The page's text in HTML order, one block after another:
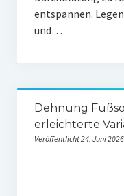
entspannen.
und…
Dehnung
erleichterte
Veröffentlicht 24. Juni 2026